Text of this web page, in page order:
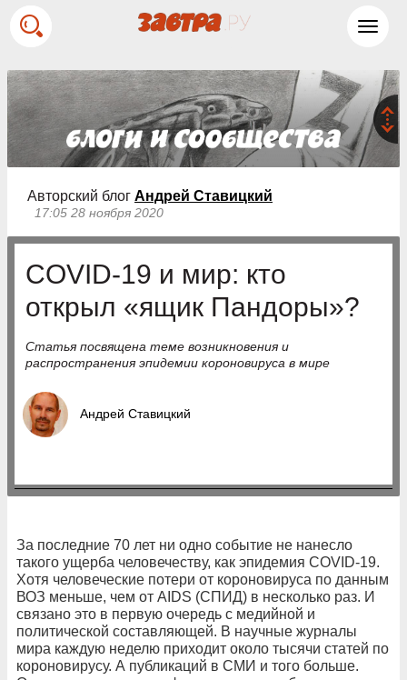
Авторский блог Андрей Ставицкий
17:05 28 ноября 2020
COVID-19 и мир: кто
открыл «ящик Пандоры»?
Статья посвящена теме возникновения и
распространения эпидемии короновируса в мире
Андрей Ставицкий
За последние 70 лет ни одно событие не нанесло
такого ущерба человечеству, как эпидемия COVID-19.
Хотя человеческие потери от короновируса по данным
ВОЗ меньше, чем от AIDS (СПИД) в несколько раз. И
связано это в первую очередь с медийной и
политической составляющей. В научные журналы
мира каждую неделю приходит около тысячи статей по
короновирусу. А публикаций в СМИ и того больше.